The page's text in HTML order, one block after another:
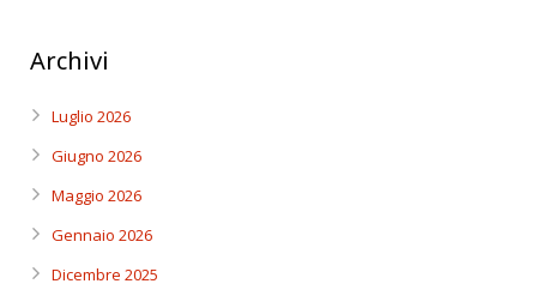
Archivi
Luglio 2026
Giugno 2026
Maggio 2026
Gennaio 2026
Dicembre 2025